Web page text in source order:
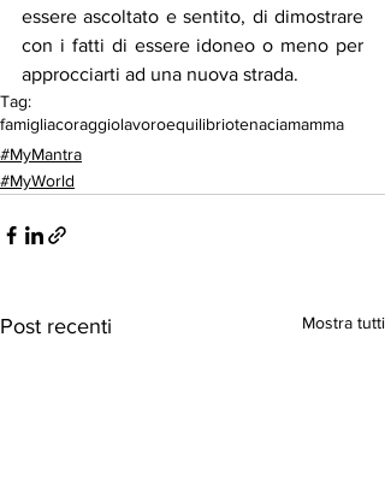
essere ascoltato e sentito, di dimostrare
con i fatti di essere idoneo o meno per
approcciarti ad una nuova strada.
Tag:
famigliacoraggiolavoroequilibriotenaciamamma
#MyMantra
#MyWorld
Post recenti Mostra tutti